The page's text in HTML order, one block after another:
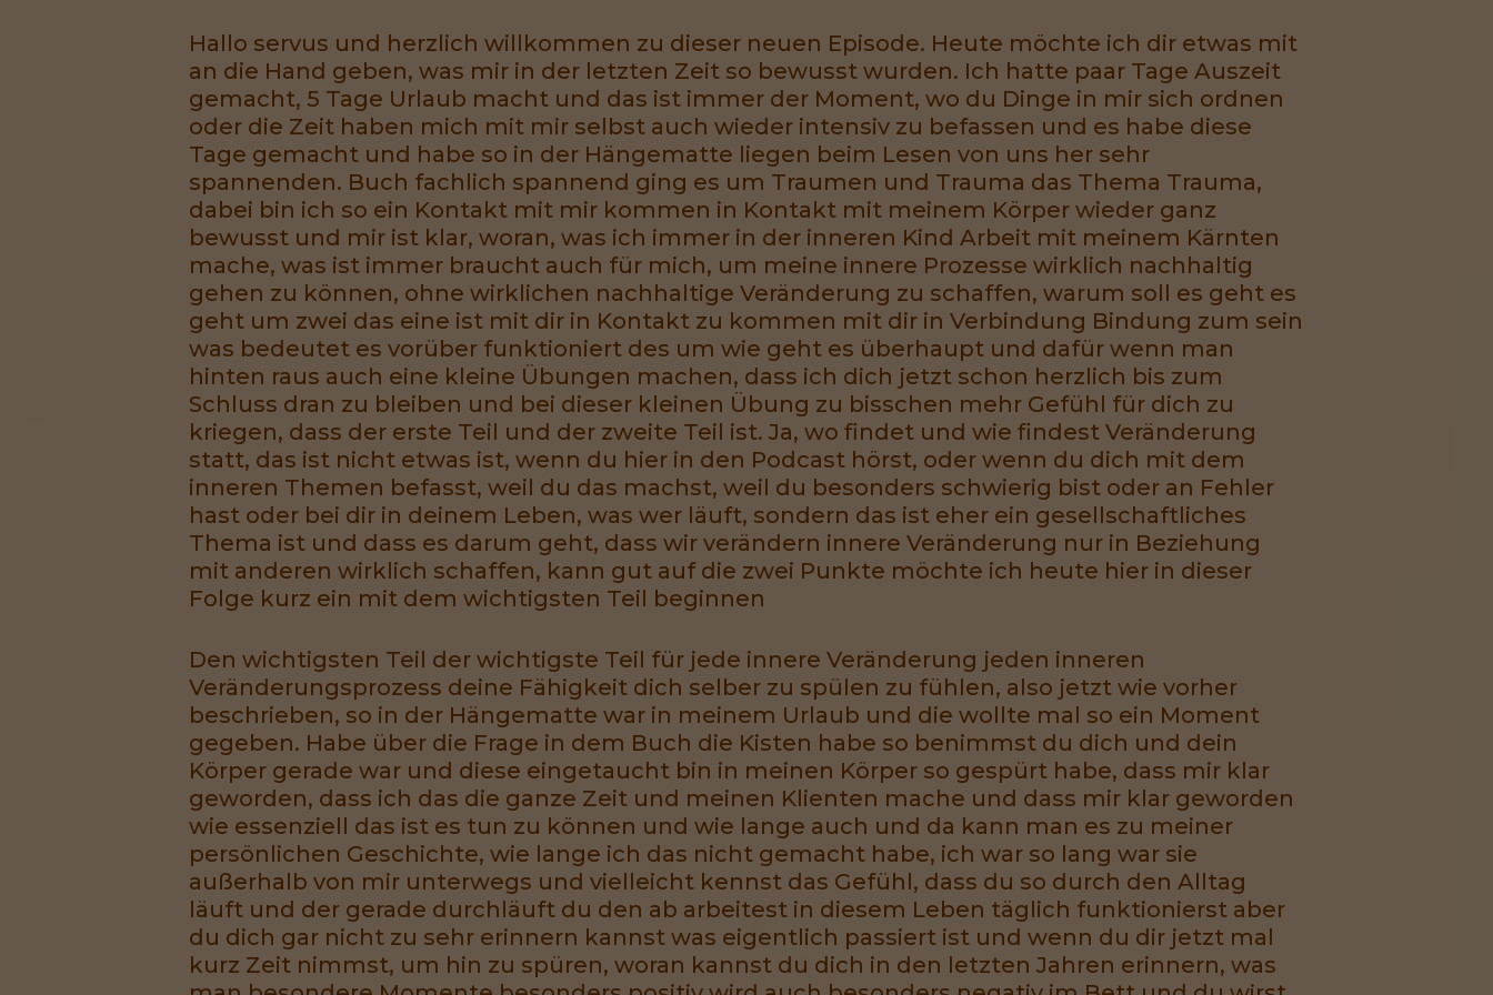
Hallo servus und herzlich willkommen zu dieser neuen Episode. Heute möchte ich dir etwas mit
an die Hand geben, was mir in der letzten Zeit so bewusst wurden. Ich hatte paar Tage Auszeit
gemacht, 5 Tage Urlaub macht und das ist immer der Moment, wo du Dinge in mir sich ordnen
oder die Zeit haben mich mit mir selbst auch wieder intensiv zu befassen und es habe diese
Tage gemacht und habe so in der Hängematte liegen beim Lesen von uns her sehr
spannenden. Buch fachlich spannend ging es um Traumen und Trauma das Thema Trauma,
dabei bin ich so ein Kontakt mit mir kommen in Kontakt mit meinem Körper wieder ganz
bewusst und mir ist klar, woran, was ich immer in der inneren Kind Arbeit mit meinem Kärnten
mache, was ist immer braucht auch für mich, um meine innere Prozesse wirklich nachhaltig
gehen zu können, ohne wirklichen nachhaltige Veränderung zu schaffen, warum soll es geht es
geht um zwei das eine ist mit dir in Kontakt zu kommen mit dir in Verbindung Bindung zum sein
was bedeutet es vorüber funktioniert des um wie geht es überhaupt und dafür wenn man
hinten raus auch eine kleine Übungen machen, dass ich dich jetzt schon herzlich bis zum
Schluss dran zu bleiben und bei dieser kleinen Übung zu bisschen mehr Gefühl für dich zu
kriegen, dass der erste Teil und der zweite Teil ist. Ja, wo findet und wie findest Veränderung
statt, das ist nicht etwas ist, wenn du hier in den Podcast hörst, oder wenn du dich mit dem
inneren Themen befasst, weil du das machst, weil du besonders schwierig bist oder an Fehler
hast oder bei dir in deinem Leben, was wer läuft, sondern das ist eher ein gesellschaftliches
Thema ist und dass es darum geht, dass wir verändern innere Veränderung nur in Beziehung
mit anderen wirklich schaffen, kann gut auf die zwei Punkte möchte ich heute hier in dieser
Folge kurz ein mit dem wichtigsten Teil beginnen
Den wichtigsten Teil der wichtigste Teil für jede innere Veränderung jeden inneren
Veränderungsprozess deine Fähigkeit dich selber zu spülen zu fühlen, also jetzt wie vorher
beschrieben, so in der Hängematte war in meinem Urlaub und die wollte mal so ein Moment
gegeben. Habe über die Frage in dem Buch die Kisten habe so benimmst du dich und dein
Körper gerade war und diese eingetaucht bin in meinen Körper so gespürt habe, dass mir klar
geworden, dass ich das die ganze Zeit und meinen Klienten mache und dass mir klar geworden
wie essenziell das ist es tun zu können und wie lange auch und da kann man es zu meiner
persönlichen Geschichte, wie lange ich das nicht gemacht habe, ich war so lang war sie
außerhalb von mir unterwegs und vielleicht kennst das Gefühl, dass du so durch den Alltag
läuft und der gerade durchläuft du den ab arbeitest in diesem Leben täglich funktionierst aber
du dich gar nicht zu sehr erinnern kannst was eigentlich passiert ist und wenn du dir jetzt mal
kurz Zeit nimmst, um hin zu spüren, woran kannst du dich in den letzten Jahren erinnern, was